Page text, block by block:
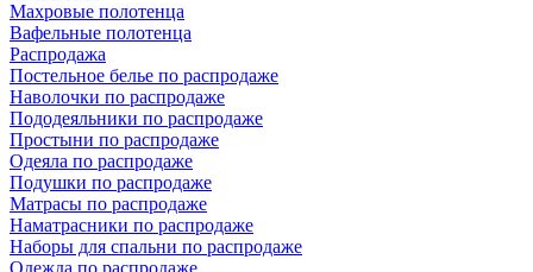
Махровые полотенца
Вафельные полотенца
Распродажа
Постельное белье по распродаже
Наволочки по распродаже
Пододеяльники по распродаже
Простыни по распродаже
Одеяла по распродаже
Подушки по распродаже
Матрасы по распродаже
Наматрасники по распродаже
Наборы для спальни по распродаже
Одежда по распродаже